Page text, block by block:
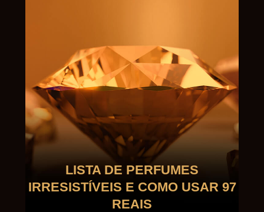
LISTA DE PERFUMES
IRRESISTÍVEIS E COMO USAR 97
REAIS